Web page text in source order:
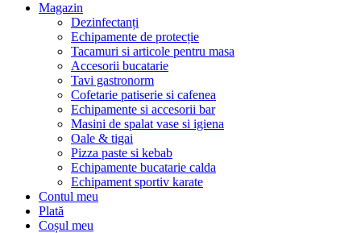
Magazin
Dezinfectanți
Echipamente de protecție
Tacamuri si articole pentru masa
Accesorii bucatarie
Tavi gastronorm
Cofetarie patiserie si cafenea
Echipamente si accesorii bar
Masini de spalat vase si igiena
Oale & tigai
Pizza paste si kebab
Echipamente bucatarie calda
Echipament sportiv karate
Contul meu
Plată
Coșul meu